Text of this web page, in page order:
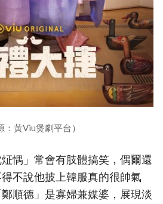
：黃Viu煲劇平台）
㥥」常會有肢體搞笑，偶爾還
不說他披上韓服真的很帥氣
順德」是寡婦兼媒婆，展現淡